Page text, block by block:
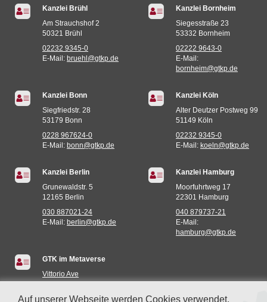
Kanzlei Brühl
Am Strauchshof 2
50321 Brühl
02232 9345-0
E-Mail: bruehl@gtkp.de
Kanzlei Bornheim
Siegesstraße 23
53332 Bornheim
02222 9643-0
E-Mail:
bornheim@gtkp.de
Kanzlei Bonn
Siegfriedstr. 28
53179 Bonn
0228 967624-0
E-Mail: bonn@gtkp.de
Kanzlei Köln
Alter Deutzer Postweg 99
51149 Köln
02232 9345-0
E-Mail: koeln@gtkp.de
Kanzlei Berlin
Grunewaldstr. 5
12165 Berlin
030 887021-24
E-Mail: berlin@gtkp.de
Kanzlei Hamburg
Moorfuhrtweg 17
22301 Hamburg
040 879737-21
E-Mail:
hamburg@gtkp.de
GTK im Metaverse
Vittorio Ave
Auf unserer Webseite werden Cookies verwendet.